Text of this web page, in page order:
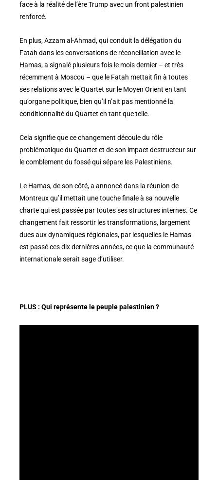
face à la réalité de l’ère Trump avec un front palestinien
renforcé.
En plus, Azzam al-Ahmad, qui conduit la délégation du
Fatah dans les conversations de réconciliation avec le
Hamas, a signalé plusieurs fois le mois dernier – et très
récemment à Moscou – que le Fatah mettait fin à toutes
ses relations avec le Quartet sur le Moyen Orient en tant
qu’organe politique, bien qu’il n’ait pas mentionné la
conditionnalité du Quartet en tant que telle.
Cela signifie que ce changement découle du rôle
problématique du Quartet et de son impact destructeur sur
le comblement du fossé qui sépare les Palestiniens.
Le Hamas, de son côté, a annoncé dans la réunion de
Montreux qu’il mettait une touche finale à sa nouvelle
charte qui est passée par toutes ses structures internes. Ce
changement fait ressortir les transformations, largement
dues aux dynamiques régionales, par lesquelles le Hamas
est passé ces dix dernières années, ce que la communauté
internationale serait sage d’utiliser.
PLUS : Qui représente le peuple palestinien ?